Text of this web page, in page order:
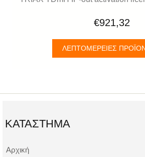
€921,32
ΛΕΠΤΟΜΈΡΕΙΕΣ
ΚΑΤΆΣΤΗΜΑ
Αρχική